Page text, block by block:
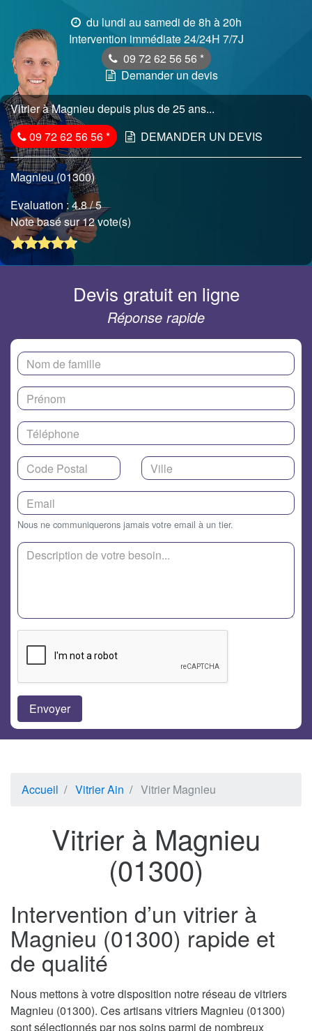
du lundi au samedi de 8h à 20h
Intervention immédiate 24/24H 7/7J
09 72 62 56 56 *
Demander un devis
Vitrier à Magnieu depuis plus de 25 ans...
09 72 62 56 56* DEMANDER UN DEVIS
Magnieu (01300)
Evaluation :4.8/ 5
Note basé sur 12 vote(s)
Devis gratuit en ligne
Réponse rapide
Nous ne communiquerons jamais votre email à un tier.
Accueil Vitrier Ain Vitrier Magnieu
Vitrier à Magnieu
(01300)
Intervention d’un vitrier à
Magnieu (01300) rapide et
de qualité
Nous mettons à votre disposition notre réseau de vitriers
Magnieu (01300). Ces artisans vitriers Magnieu (01300)
sont sélectionnés par nos soins parmi de nombreux